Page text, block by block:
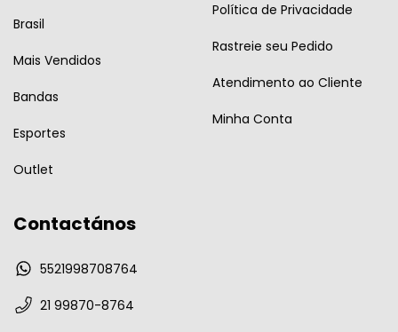
Brasil
Mais Vendidos
Bandas
Esportes
Outlet
Política de Privacidade
Rastreie seu Pedido
Atendimento ao Cliente
Minha Conta
Contactános
5521998708764
21 99870-8764